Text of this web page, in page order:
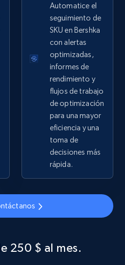
dataset
Description, Initial
Reviews count, and
Comenzar ahora
dataset - Collects
category URL
Description, Initial
Reviews count, and
Comenzar ahora
Automatice el
seguimiento de
SKU en Bershka
con alertas
optimizadas,
informes de
rendimiento y
flujos de trabajo
de optimización
para una mayor
eficiencia y una
toma de
decisiones más
rápida.
250 $ al mes.